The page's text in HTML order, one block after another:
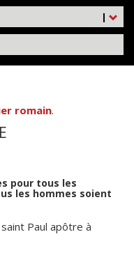
|
romain.
pour tous les
les hommes soient
Paul apôtre à